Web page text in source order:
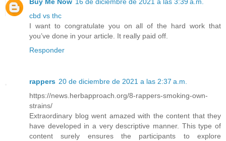
cbd vs thc
I want to congratulate you on all of the hard work that
you’ve done in your article. It really paid off.
Responder
rappers 20 de diciembre de 2021 a las 2:37 a.m.
https://news.herbapproach.org/8-rappers-smoking-own-
strains/
Extraordinary blog went amazed with the content that they
have developed in a very descriptive manner. This type of
content surely ensures the participants to explore